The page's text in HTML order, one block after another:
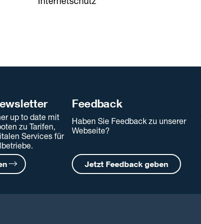
up to date mit
zu Tarifen,
Services für
Feedback
Haben Sie Feedback zu unserer
Webseite?
Jetzt Feedback geben